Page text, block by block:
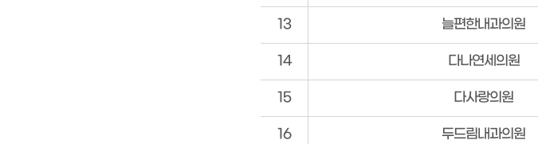
13 늘편한내과의원
14 다나연세의원
15 다사랑의원
16 두드림내과의원